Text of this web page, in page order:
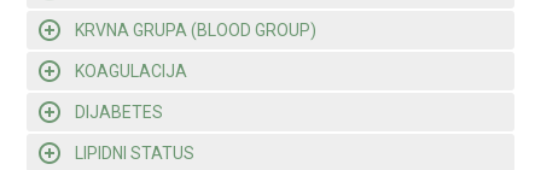
KRVNA GRUPA (BLOOD GROUP)
KOAGULACIJA
DIJABETES
LIPIDNI STATUS